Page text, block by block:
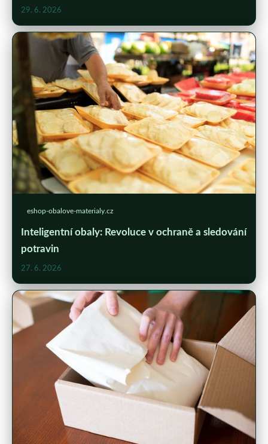
29. 6. 2026
eshop-obalove-materialy.cz
Inteligentní obaly: Revoluce v ochraně a sledování
potravin
27. 6. 2026